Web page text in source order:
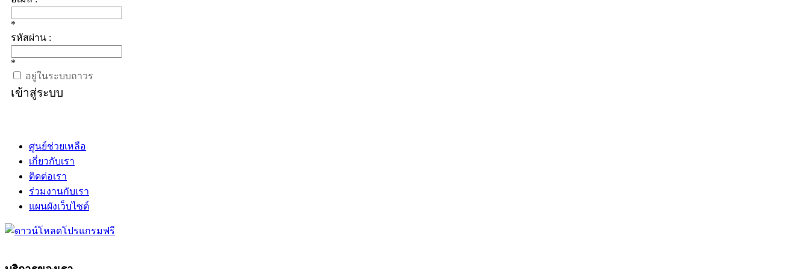
*
รหัสผ่าน :
*
อยู่ในระบบถาวร
เข้าสู่ระบบ
ศูนย์ช่วยเหลือ
เกี่ยวกับเรา
ติดต่อเรา
ร่วมงานกับเรา
แผนผังเว็บไซต์